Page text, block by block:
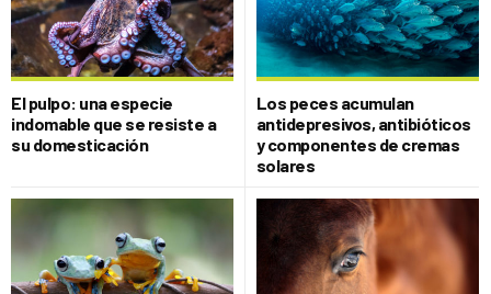
El pulpo: una especie
indomable que se resiste a
su domesticación
Los peces acumulan
antidepresivos, antibióticos
y componentes de cremas
solares